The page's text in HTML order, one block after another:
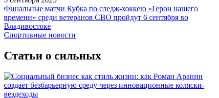
Финальные матчи Кубка по следж-хоккею «Герои нашего
времени» среди ветеранов СВО пройдут 6 сентября во
Владивостоке
Спортивные новости
Статьи о сильных